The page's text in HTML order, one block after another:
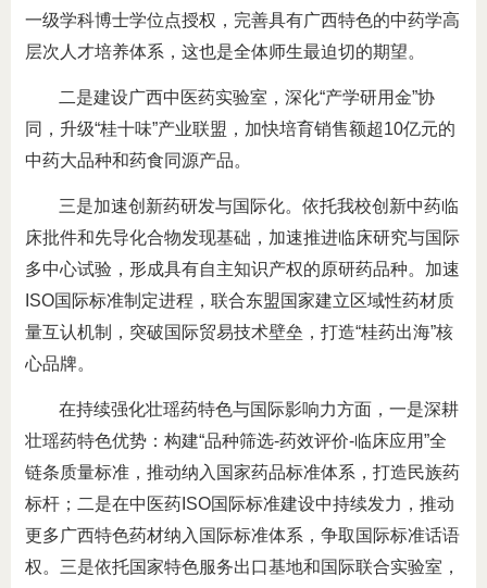
一级学科博士学位点授权，完善具有广西特色的中药学高
层次人才培养体系，这也是全体师生最迫切的期望。
二是建设广西中医药实验室，深化“产学研用金”协
同，升级“桂十味”产业联盟，加快培育销售额超10亿元的
中药大品种和药食同源产品。
三是加速创新药研发与国际化。依托我校创新中药临
床批件和先导化合物发现基础，加速推进临床研究与国际
多中心试验，形成具有自主知识产权的原研药品种。加速
ISO国际标准制定进程，联合东盟国家建立区域性药材质
量互认机制，突破国际贸易技术壁垒，打造“桂药出海”核
心品牌。
在持续强化壮瑶药特色与国际影响力方面，一是深耕
壮瑶药特色优势：构建“品种筛选-药效评价-临床应用”全
链条质量标准，推动纳入国家药品标准体系，打造民族药
标杆；二是在中医药ISO国际标准建设中持续发力，推动
更多广西特色药材纳入国际标准体系，争取国际标准话语
权。三是依托国家特色服务出口基地和国际联合实验室，